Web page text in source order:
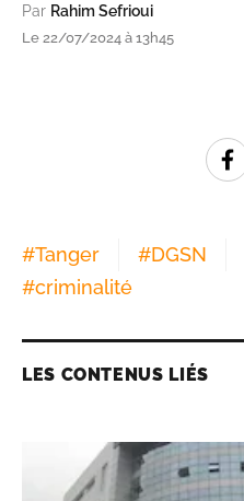
Par Rahim Sefrioui
Le 22/07/2024 à 13h45
#Tanger #DGSN
#criminalité
LES CONTENUS LIÉS